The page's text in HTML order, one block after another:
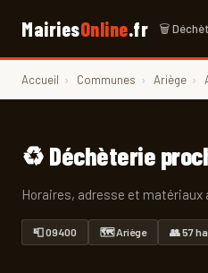
MairiesOnline.fr 🗑
Accueil › Communes › Ariège ›
♻️ Déchèterie
Horaires, adresse et matériaux
📮 09400 🗺 Ariège 👥 57